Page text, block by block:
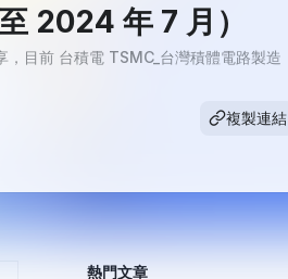
2024 年 7 月）
目前 台積電 TSMC_台灣積體電路製造
複製連結
熱門文章